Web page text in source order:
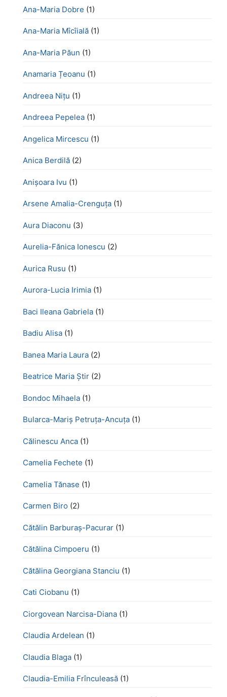
Ana-Maria Dobre (1)
Ana-Maria Mîcîială (1)
Ana-Maria Păun (1)
Anamaria Țeoanu (1)
Andreea Nițu (1)
Andreea Pepelea (1)
Angelica Mircescu (1)
Anica Berdilă (2)
Anișoara Ivu (1)
Arsene Amalia-Crenguța (1)
Aura Diaconu (3)
Aurelia-Fănica Ionescu (2)
Aurica Rusu (1)
Aurora-Lucia Irimia (1)
Baci Ileana Gabriela (1)
Badiu Alisa (1)
Banea Maria Laura (2)
Beatrice Maria Știr (2)
Bondoc Mihaela (1)
Bularca-Mariș Petruța-Ancuța (1)
Călinescu Anca (1)
Camelia Fechete (1)
Camelia Tănase (1)
Carmen Biro (2)
Cătălin Barburaș-Pacurar (1)
Cătălina Cimpoeru (1)
Cătălina Georgiana Stanciu (1)
Cati Ciobanu (1)
Ciorgovean Narcisa-Diana (1)
Claudia Ardelean (1)
Claudia Blaga (1)
Claudia-Emilia Frînculeasă (1)